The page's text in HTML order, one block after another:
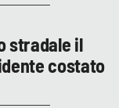
stradale il
costato